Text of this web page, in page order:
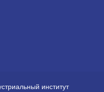
институт